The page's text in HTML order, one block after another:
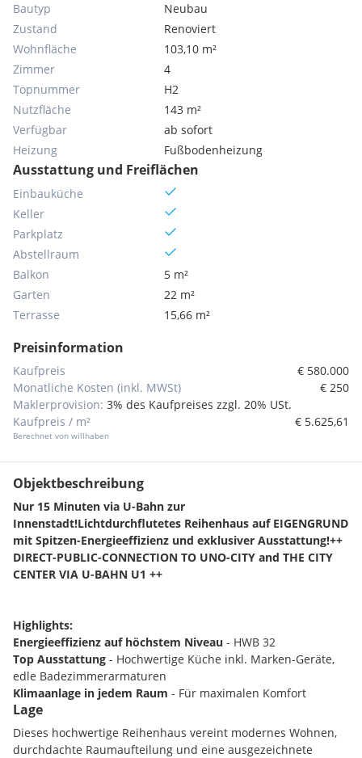
Bautyp
Neubau
Zustand
Renoviert
Wohnfläche
103,10 m²
Zimmer
4
Topnummer
H2
Nutzfläche
143 m²
Verfügbar
ab sofort
Heizung
Fußbodenheizung
Ausstattung und Freiflächen
Einbauküche
Keller
Parkplatz
Abstellraum
Balkon
5 m²
Garten
22 m²
Terrasse
15,66 m²
Preisinformation
Kaufpreis
€ 580.000
Monatliche Kosten (inkl. MWSt)
€ 250
Maklerprovision: 3% des Kaufpreises zzgl. 20% USt.
Kaufpreis / m²
Berechnet von willhaben
€ 5.625,61
Objektbeschreibung
Nur 15 Minuten via U-Bahn zur
Innenstadt!Lichtdurchflutetes Reihenhaus auf EIGENGRUND
mit Spitzen-Energieeffizienz und exklusiver Ausstattung!++
DIRECT-PUBLIC-CONNECTION TO UNO-CITY and THE CITY
CENTER VIA U-BAHN U1 ++
Highlights:
Energieeffizienz auf höchstem Niveau - HWB 32
Top Ausstattung - Hochwertige Küche inkl. Marken-Geräte,
edle Badezimmerarmaturen
Klimaanlage in jedem Raum - Für maximalen Komfort
Eigenes Parkplatz direkt vor dem Haus
Perfekte öffentliche Anbindung - U1 mit direkter Verbindung
zur UNO-City und dem Stadtzentrum
Lage
Dieses hochwertige Reihenhaus vereint modernes Wohnen,
durchdachte Raumaufteilung und eine ausgezeichnete